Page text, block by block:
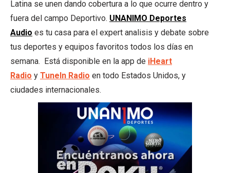
Latina se unen dando cobertura a lo que ocurre dentro y
fuera del campo Deportivo. UNANIMO Deportes
Audio es tu casa para el expert analisis y debate sobre
tus deportes y equipos favoritos todos los días en
semana. Está disponible en la app de iHeart
Radio y TuneIn Radio en todo Estados Unidos, y
ciudades internacionales.